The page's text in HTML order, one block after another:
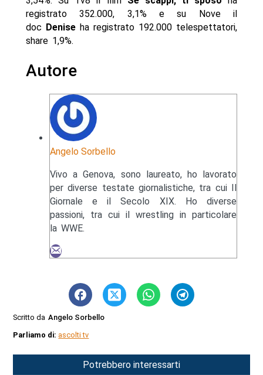
registrato 352.000, 3,1% e su Nove il
doc Deniseha registrato 192.000 telespettatori,
share 1,9%.
Autore
Angelo Sorbello
Vivo a Genova, sono laureato, ho lavorato
per diverse testate giornalistiche, tra cui Il
Giornale e il Secolo XIX. Ho diverse
passioni, tra cui il wrestling in particolare
la WWE.
Scritto da Angelo Sorbello
Parliamo di: ascolti tv
Potrebbero interessarti